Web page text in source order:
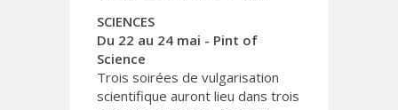
SCIENCES
Du 22 au 24 mai - Pint of
Science
Trois soirées de vulgarisation
scientifique auront lieu dans trois